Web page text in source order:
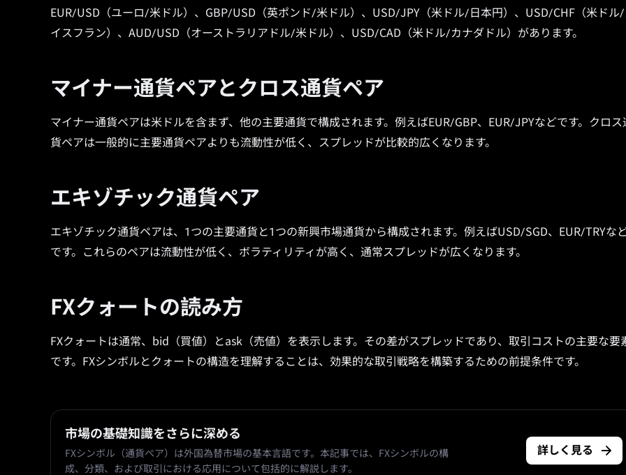
EUR/USD（ユーロ/米ドル）、GBP/USD（英ポンド/米ドル）、USD/JPY（米ドル/日本円）、USD/CHF（米ドル
イスフラン）、AUD/USD（オーストラリアドル/米ドル）、USD/CAD（米ドル/カナダドル）があります。
マイナー通貨ペアとクロス通貨ペア
マイナー通貨ペアは米ドルを含まず、他の主要通貨で構成されます。例えばEUR/GBP、EUR/JPYなどです。クロス
貨ペアは一般的に主要通貨ペアよりも流動性が低く、スプレッドが比較的広くなります。
エキゾチック通貨ペア
エキゾチック通貨ペアは、1つの主要通貨と1つの新興市場通貨から構成されます。例えばUSD/SGD、EUR/TRYな
です。これらのペアは流動性が低く、ボラティリティが高く、通常スプレッドが広くなります。
FXクォートの読み方
FXクォートは通常、bid（買値）とask（売値）を表示します。その差がスプレッドであり、取引コストの主要な要
です。FXシンボルとクォートの構造を理解することは、効果的な取引戦略を構築するための前提条件です。
市場の基礎知識をさらに深める
FXシンボル（通貨ペア）は外国為替市場の基本言語です。本記事では、FXシンボルの構
成、分類、および取引における応用について包括的に解説します。
詳しく見る